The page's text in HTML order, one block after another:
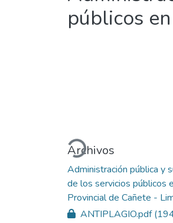
públicos
Cargando...
Archivos
Administración pública y
de los servicios públicos
Provincial de Cañete -
ANTIPLAGIO.pdf